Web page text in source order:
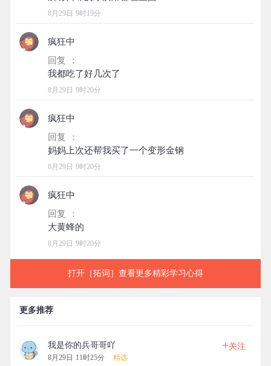
8月29日 9时19分
疯狂中
回复 ：
8月29日 9时20分
疯狂中
回复 ：
8月29日 9时20分
疯狂中
回复 ：
8月29日 9时20分
打开［拓词］查看更多精彩学习心得
更多推荐
我是你的兵哥哥吖
8月29日 11时25分 精选
+关注